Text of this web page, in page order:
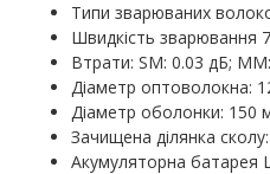
Типи зварюваних
Швидкість зварювання
Втрати: SM: 0.03 дБ;
Діаметр оптоволокна:
Діаметр оболонки: 150
Зачищена ділянка
Акумуляторна батарея